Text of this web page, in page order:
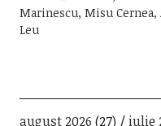
Marinescu, Misu Cernea,
Leu
august 2026 (27) iulie